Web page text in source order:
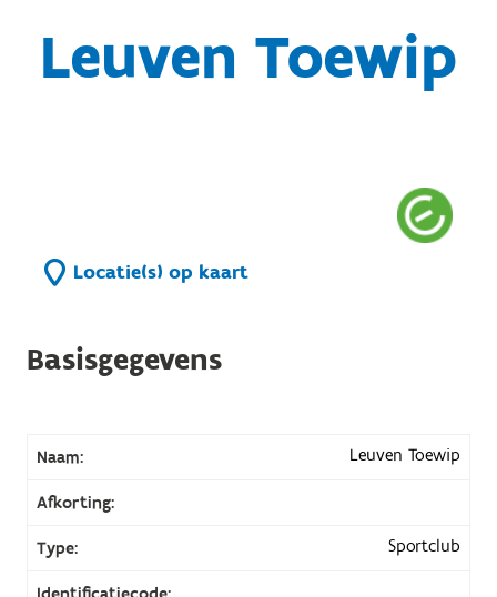
Leuven Toewip
Locatie(s) op kaart
Basisgegevens
Naam: Leuven Toewip
Afkorting:
Type: Sportclub